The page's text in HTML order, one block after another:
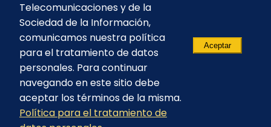
Proyecto Geotérmico Chachimbiro
Contratación consultoría mediante “Lista Corta”
Reglamento de Procesos Asociativos
© 2023 - CELEC EP - Todos los derechos
Telecomunicaciones y de la
Sociedad de la Información,
comunicamos nuestra política
para el tratamiento de datos
personales. Para continuar
navegando en este sitio debe
aceptar los términos de la misma.
Política para el tratamiento de
Aceptar